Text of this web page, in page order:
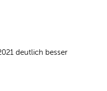
deutlich besser